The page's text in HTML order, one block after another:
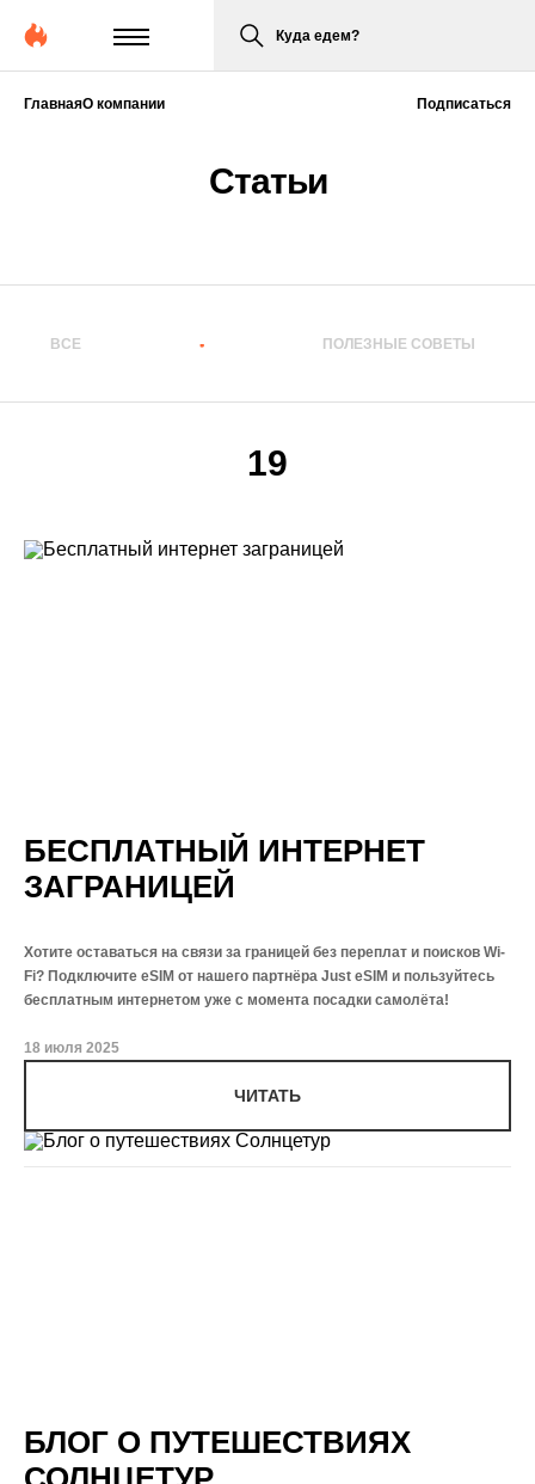
Куда едем?
ГлавнаяО компании
Статьи
Подписаться
ВСЕ ПУТЕШЕСТВИЯ ПОЛЕЗНЫЕ СОВЕТЫ
19
БЕСПЛАТНЫЙ ИНТЕРНЕТ
ЗАГРАНИЦЕЙ
Хотите оставаться на связи за границей без переплат и поисков Wi-
Fi? Подключите eSIM от нашего партнёра Just eSIM и пользуйтесь
бесплатным интернетом уже с момента посадки самолёта!
18 июля 2025
ЧИТАТЬ
БЛОГ О ПУТЕШЕСТВИЯХ